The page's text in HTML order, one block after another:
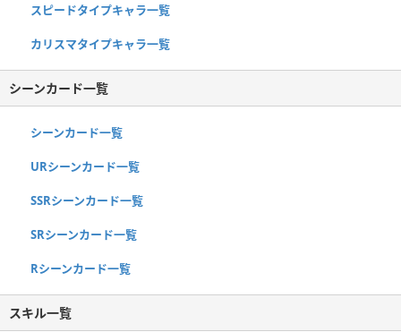
スピードタイプキャラ一覧
カリスマタイプキャラ一覧
シーンカード一覧
シーンカード一覧
URシーンカード一覧
SSRシーンカード一覧
SRシーンカード一覧
Rシーンカード一覧
スキル一覧